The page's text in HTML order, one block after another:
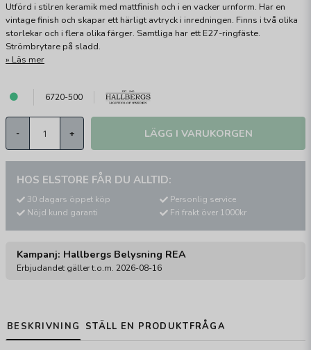
Utförd i stilren keramik med mattfinish och i en vacker urnform. Har en
vintage finish och skapar ett härligt avtryck i inredningen. Finns i två olika
storlekar och i flera olika färger. Samtliga har ett E27-ringfäste.
Strömbrytare på sladd.
Läs mer
6720-500
- + LÄGG I VARUKORGEN
HOS ELSTORE FÅR DU ALLTID:
30 dagars öppet köp
Nöjd kund garanti
Personlig service
Fri frakt över 1000kr
Kampanj: Hallbergs Belysning REA
Erbjudandet gäller t.o.m. 2026-08-16
BESKRIVNING STÄLL EN PRODUKTFRÅGA